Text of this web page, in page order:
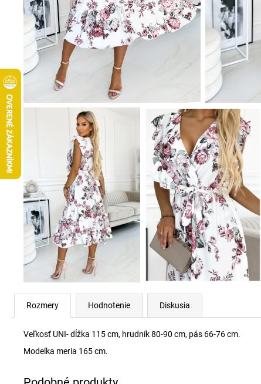
Rozmery Hodnotenie Diskusia
Veľkosť UNI- dĺžka 115 cm, hrudník 80-90 cm, pás 66-76 cm.
Modelka meria 165 cm.